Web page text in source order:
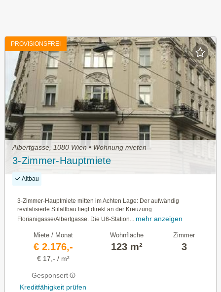
PROVISIONSFREI
Albertgasse, 1080 Wien • Wohnung mieten
3-Zimmer-Hauptmiete
Altbau
3-Zimmer-Hauptmiete mitten im Achten Lage: Der aufwändig
revitalisierte Stilaltbau liegt direkt an der Kreuzung
Florianigasse/Albertgasse. Die U6-Station... mehr anzeigen
Miete / Monat
€ 2.176,-
€ 17,- / m²
Gesponsert
Kreditfähigkeit prüfen
Wohnfläche
123 m²
Zimmer
3